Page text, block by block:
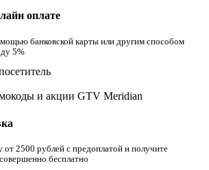
оплате
банковской карты или другим способом
5%
от 2500 рублей с предоплатой и получите
бесплатно